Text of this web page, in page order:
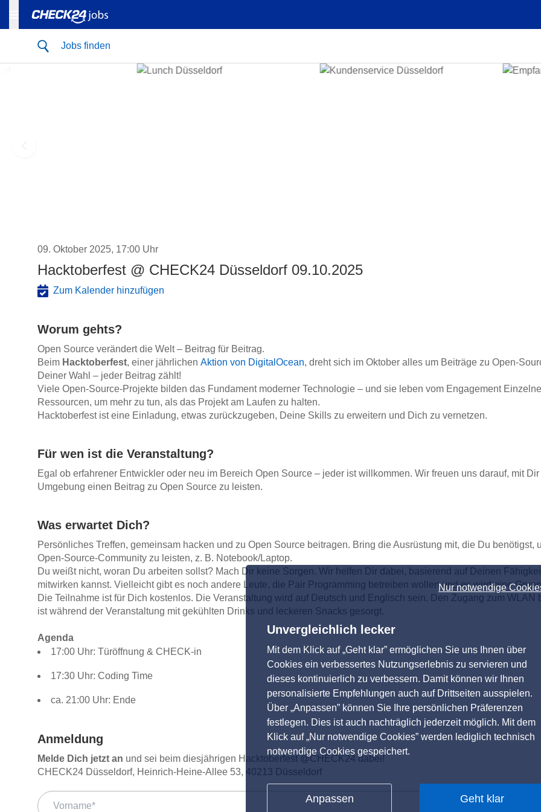
Nur notwendige
Unvergleichlich lecker
Mit dem Klick auf „Geht klar” ermöglichen Sie uns Ihnen über
Cookies ein verbessertes Nutzungserlebnis zu servieren und
dieses kontinuierlich zu verbessern. Damit können wir Ihnen
personalisierte Empfehlungen auch auf Drittseiten ausspielen.
Über „Anpassen” können Sie Ihre persönlichen Präferenzen
festlegen. Dies ist auch nachträglich jederzeit möglich. Mit dem
Klick auf „Nur notwendige Cookies” werden lediglich technisch
notwendige Cookies gespeichert.
Anpassen Geht klar
Jobs finden
09. Oktober 2025, 17:00 Uhr
Hacktoberfest @ CHECK24 Düsseldorf 09.10.2025
Zum Kalender hinzufügen
Worum gehts?
Open Source verändert die Welt – Beitrag für Beitrag.
Beim Hacktoberfest, einer jährlichen Aktion von DigitalOcean, dreht sich im Oktober alles um Beiträge zu Open-
Deiner Wahl – jeder Beitrag zählt!
Viele Open-Source-Projekte bilden das Fundament moderner Technologie – und sie leben vom Engagement
Ressourcen, um mehr zu tun, als das Projekt am Laufen zu halten.
Hacktoberfest ist eine Einladung, etwas zurückzugeben, Deine Skills zu erweitern und Dich zu vernetzen.
Für wen ist die Veranstaltung?
Egal ob erfahrener Entwickler oder neu im Bereich Open Source – jeder ist willkommen. Wir freuen uns darauf, mit
Umgebung einen Beitrag zu Open Source zu leisten.
Was erwartet Dich?
Persönliches Treffen, gemeinsam hacken und zu Open Source beitragen. Bring die Ausrüstung mit, die Du
Open-Source-Community zu leisten, z. B. Notebook/Laptop.
Du weißt nicht, woran Du arbeiten sollst? Mach Dir keine Sorgen. Wir helfen Dir dabei, basierend auf Deinen
mitwirken kannst. Vielleicht gibt es noch andere Leute, die Pair Programming betreiben wollen und es wird eine
Die Teilnahme ist für Dich kostenlos. Die Veranstaltung wird auf Deutsch und Englisch sein. Den Zugang zum
ist während der Veranstaltung mit gekühlten Drinks und leckeren Snacks gesorgt.
Agenda
17:00 Uhr: Türöffnung & CHECK-in
17:30 Uhr: Coding Time
ca. 21:00 Uhr: Ende
Anmeldung
Melde Dich jetzt an und sei beim diesjährigen Hacktoberfest @CHECK24 dabei!
CHECK24 Düsseldorf, Heinrich-Heine-Allee 53, 40213 Düsseldorf